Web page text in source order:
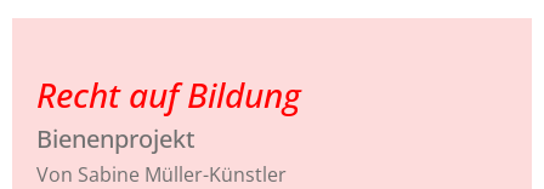
Recht auf Bildung
Bienenprojekt
Von Sabine Müller-Künstler